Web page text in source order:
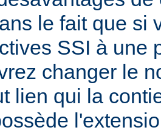
le fait que si
SSI à une
changer le
lien qui la